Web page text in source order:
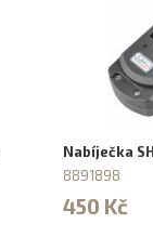
Nabíječka
8891898
450 Kč